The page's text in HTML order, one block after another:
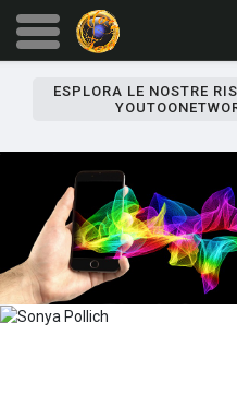
ESPLORA LE NOSTRE